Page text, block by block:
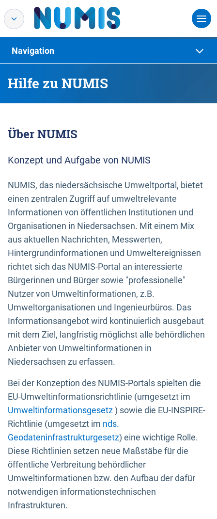
Hilfe zu NUMIS
Navigation
Über NUMIS
Konzept und Aufgabe von NUMIS
NUMIS, das niedersächsische Umweltportal, bietet
einen zentralen Zugriff auf umweltrelevante
Informationen von öffentlichen Institutionen und
Organisationen in Niedersachsen. Mit einem Mix
aus aktuellen Nachrichten, Messwerten,
Hintergrundinformationen und Umweltereignissen
richtet sich das NUMIS-Portal an interessierte
Bürgerinnen und Bürger sowie "professionelle"
Nutzer von Umweltinformationen, z.B.
Umweltorganisationen und Ingenieurbüros. Das
Informationsangebot wird kontinuierlich ausgebaut
mit dem Ziel, langfristig möglichst alle behördlichen
Anbieter von Umweltinformationen in
Niedersachsen zu erfassen.
Bei der Konzeption des NUMIS-Portals spielten die
EU-Umweltinformationsrichtlinie (umgesetzt im
Umweltinformationsgesetz) sowie die EU-INSPIRE-
Richtlinie (umgesetzt im nds.
Geodateninfrastrukturgesetz) eine wichtige Rolle.
Diese Richtlinien setzen neue Maßstäbe für die
öffentliche Verbreitung behördlicher
Umweltinformationen bzw. den Aufbau der dafür
notwendigen informationstechnischen
Infrastrukturen.